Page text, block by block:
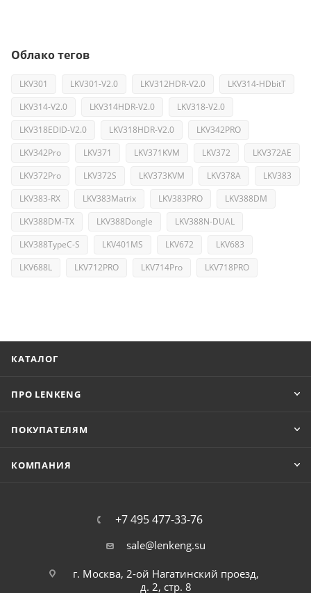
Облако тегов
LKV301 LKV301-V2.0 LKV312HDR-V2.0
LKV314-HDbitT
LKV314-V2.0
LKV314HDR-V2.0
LKV318-V2.0
LKV318EDID-V2.0
LKV318HDR-V2.0
LKV342PRO
LKV342Pro
LKV371 LKV371KVM LKV372
LKV372AE
LKV372Pro
LKV372S LKV373KVM LKV378A
LKV383
LKV383-RX
LKV383Matrix LKV383PRO
LKV388DM
LKV388DM-TX
LKV388Dongle
LKV388N-DUAL
LKV388TypeC-S
LKV401MS LKV672
LKV683
LKV688L
LKV712PRO LKV714Pro LKV718PRO
КАТАЛОГ
ПРО LENKENG
ПОКУПАТЕЛЯМ
КОМПАНИЯ
+7 495 477-33-76
sale@lenkeng.su
г. Москва, 2-ой Нагатинский проезд,
д. 2, стр. 8